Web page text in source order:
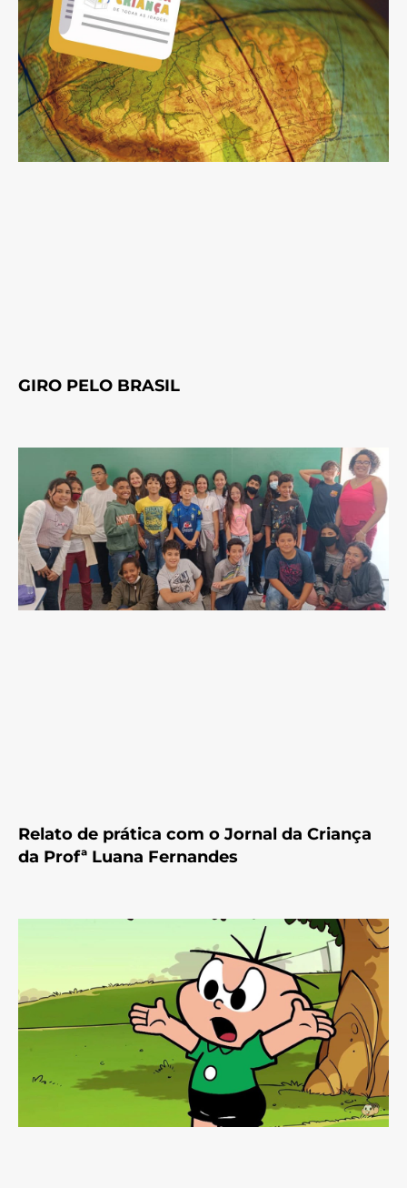
GIRO PELO BRASIL
Relato de prática com o Jornal da Criança
da Profª Luana Fernandes